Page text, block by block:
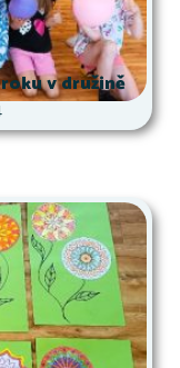
v družině